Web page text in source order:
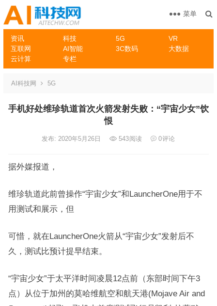
资讯 科技 5G
VR
互联网
AI智能 3C数码
大数据
云计算
专栏
菜单
AI科技网 5G
手机好处维珍轨道首次火箭发射失败：“宇宙少女”饮
恨
发布: 2020年5月26日 543阅读 0评论
据外媒报道，
维珍轨道此前曾操作“宇宙少女”和LauncherOne用于不
用测试和展示，但
可惜，就在LauncherOne火箭从“宇宙少女”发射后不
久，测试比预计提早结束。
“宇宙少女”于太平洋时间凌晨12点前（东部时间下午3
点）从位于加州的莫哈维航空和航天港(Mojave Air and